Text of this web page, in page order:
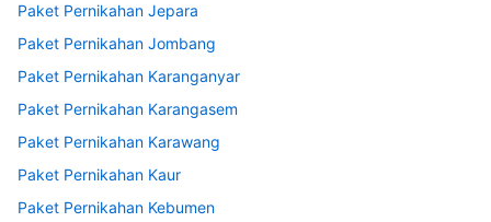
Paket Pernikahan Jepara
Paket Pernikahan Jombang
Paket Pernikahan Karanganyar
Paket Pernikahan Karangasem
Paket Pernikahan Karawang
Paket Pernikahan Kaur
Paket Pernikahan Kebumen